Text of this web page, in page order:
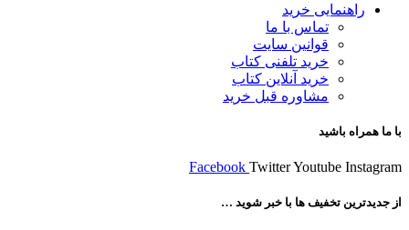
راهنمایی خرید
تماس با ما
قوانین سایت
خرید تلفنی کتاب
خرید آنلاین کتاب
مشاوره قبل خرید
با ما همراه باشید
Facebook TwitterYoutube Instagram
از جدیدترین تخفیف ها با خبر شوید …